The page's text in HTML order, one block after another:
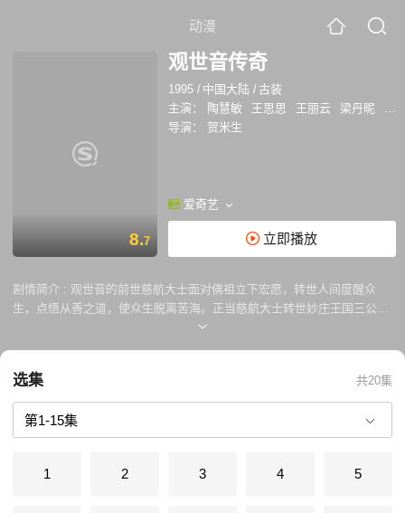
动漫
8.7
观世音传奇
1995 / 中国大陆 / 古装
主演：
陶慧敏 王思思 王丽云 梁丹昵
吴
导演：
贺米生
爱奇艺
立即播放
剧情简介 : 观世音的前世慈航大士面对佛祖立下宏愿，转世人间度醒众
生，点悟从善之道，使众生脱离苦海。正当慈航大士转世妙庄王国三公主
妙善时，黑衣魔女（即魔鲤）亦翻卷乌云，包围祥云一起落入妙庄王的寝
后，黑衣魔女恶心不死，追至大香山以魔法对冒险救助并精心养育妙善的
尹妈一家制造病伤事故威胁尹家夫妇。计不得逞，又将尹妙父女推下山
崖，欲置妙善于死地。妙善经历种种魔难长大成人，晨钟暮课，一心向
佛。她得到佛祖的点化，和其养父一起竭尽全力为山林百姓治病救难，和
三公主妙善是奸相夺得王位的最大障碍。于是魔奸勾结演出了一幕幕阴险
选集 共20集
1 2 3 4 5